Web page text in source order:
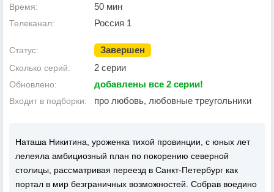
Время: 50 мин
Телеканал: Россия 1
Статус: Завершен
Сколько серий: 2 серии
Обновлено: добавлены все 2 серии!
Входит в подборки: про любовь, любовные треугольники
Наташа Никитина, уроженка тихой провинции, с юных лет
лелеяла амбициозный план по покорению северной
столицы, рассматривая переезд в Санкт-Петербург как
портал в мир безграничных возможностей. Собрав воедино